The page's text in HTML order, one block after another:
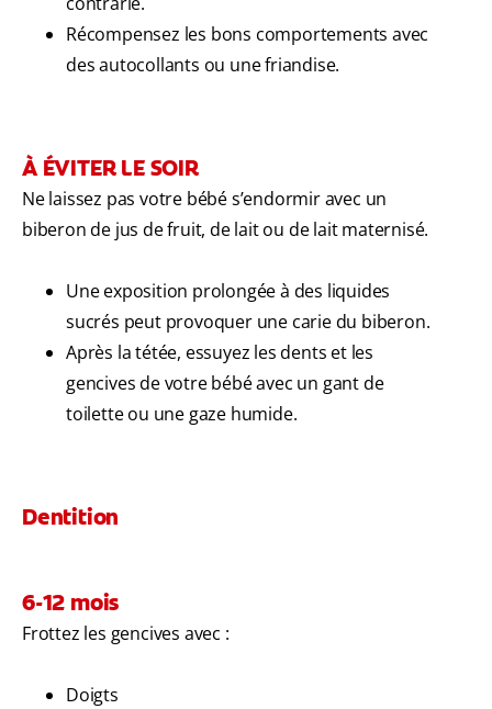
Récompensez les bons comportements avec
des autocollants ou une friandise.
À ÉVITER LE SOIR
Ne laissez pas votre bébé s’endormir avec un
biberon de jus de fruit, de lait ou de lait maternisé.
Une exposition prolongée à des liquides
sucrés peut provoquer une carie du biberon.
Après la tétée, essuyez les dents et les
gencives de votre bébé avec un gant de
toilette ou une gaze humide.
Dentition
6-12 mois
Frottez les gencives avec :
Doigts